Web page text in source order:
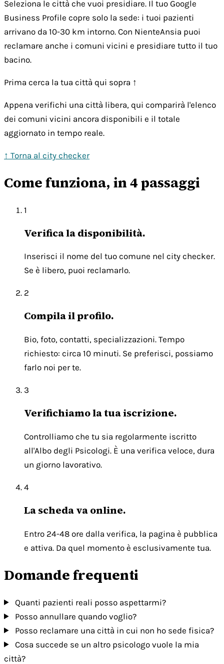
Seleziona le città che vuoi presidiare. Il tuo Google
Business Profile copre solo la sede: i tuoi pazienti
arrivano da 10-30 km intorno. Con NienteAnsia puoi
reclamare anche i comuni vicini e presidiare tutto il tuo
bacino.
Prima cerca la tua città qui sopra ↑
Appena verifichi una città libera, qui comparirà l'elenco
dei comuni vicini ancora disponibili e il totale
aggiornato in tempo reale.
↑ Torna al city checker
Come funziona, in 4 passaggi
1
Verifica la disponibilità.
Inserisci il nome del tuo comune nel city checker.
Se è libero, puoi reclamarlo.
2
Compila il profilo.
Bio, foto, contatti, specializzazioni. Tempo
richiesto: circa 10 minuti. Se preferisci, possiamo
farlo noi per te.
3
Verifichiamo la tua iscrizione.
Controlliamo che tu sia regolarmente iscritto
all'Albo degli Psicologi. È una verifica veloce, dura
un giorno lavorativo.
4
La scheda va online.
Entro 24-48 ore dalla verifica, la pagina è pubblica
e attiva. Da quel momento è esclusivamente tua.
Domande frequenti
Quanti pazienti reali posso aspettarmi?
Posso annullare quando voglio?
Posso reclamare una città in cui non ho sede fisica?
Cosa succede se un altro psicologo vuole la mia
città?